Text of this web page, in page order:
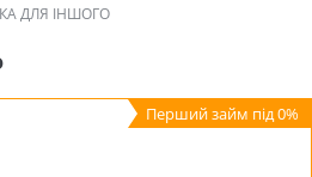
ДЛЯ ІНШОГО